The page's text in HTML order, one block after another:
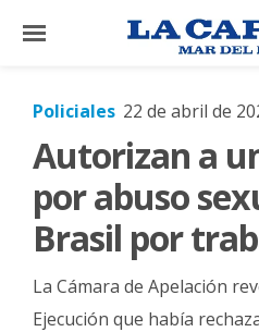
×
El
El
Mundo
La
Zona
Policiales 22 de abril de
Autorizan a
por abuso
Brasil por
La Cámara de Apelación
Ejecución que había